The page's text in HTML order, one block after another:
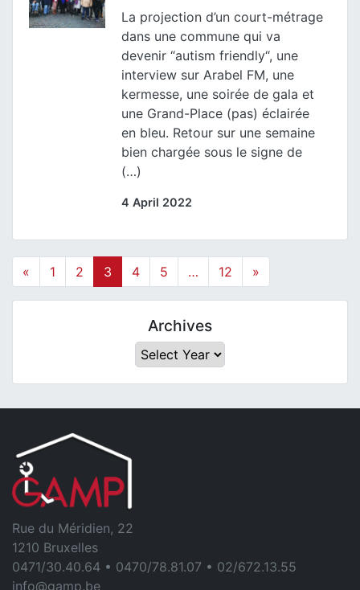
La projection d’un court-métrage
dans une commune qui va
devenir “autism friendly“, une
interview sur Arabel FM, une
kermesse, une soirée de gala et
une Grand-Place (pas) éclairée
en bleu. Retour sur une semaine
bien chargée sous le signe de
(…)
4 April 2022
« 1 2 3 4 5 … 12 »
Archives
Rue du Méridien, 22
1210 Bruxelles
0471/30.40.64 • 0470/78.81.07 • 02/672.13.55
info@gamp.be